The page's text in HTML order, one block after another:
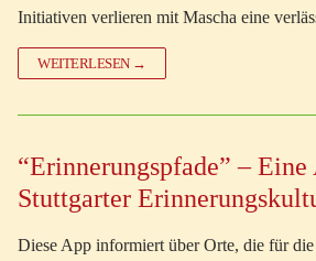
Initiativen verlieren mit Mascha eine
WEITERLESEN →
“Erinnerungspfade” –
Stuttgarter
Diese App informiert über Orte, die für die